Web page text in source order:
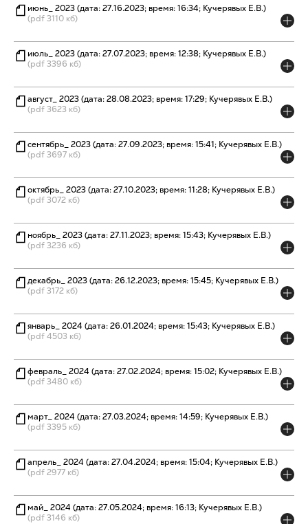
июнь_ 2023 (дата: 27.16.2023; время: 16:34; Кучерявых Е.В.)
(pdf 3110 кб)
июль_ 2023 (дата: 27.07.2023; время: 12:38; Кучерявых Е.В.)
(pdf 3396 кб)
август_ 2023 (дата: 28.08.2023; время: 17:29; Кучерявых Е.В.)
(pdf 3623 кб)
сентябрь_ 2023 (дата: 27.09.2023; время: 15:41; Кучерявых Е.В.)
(pdf 3697 кб)
октябрь_ 2023 (дата: 27.10.2023; время: 11:28; Кучерявых Е.В.)
(pdf 3072 кб)
ноябрь_ 2023 (дата: 27.11.2023; время: 15:43; Кучерявых Е.В.)
(pdf 3236 кб)
декабрь_ 2023 (дата: 26.12.2023; время: 15:45; Кучерявых Е.В.)
(pdf 3172 кб)
январь_ 2024 (дата: 26.01.2024; время: 15:43; Кучерявых Е.В.)
(pdf 4503 кб)
февраль_ 2024 (дата: 27.02.2024; время: 15:02; Кучерявых Е.В.)
(pdf 3480 кб)
март_ 2024 (дата: 27.03.2024; время: 14:59; Кучерявых Е.В.)
(pdf 3395 кб)
апрель_ 2024 (дата: 27.04.2024; время: 15:04; Кучерявых Е.В.)
(pdf 2977 кб)
май_ 2024 (дата: 27.05.2024; время: 16:13; Кучерявых Е.В.)
(pdf 3146 кб)